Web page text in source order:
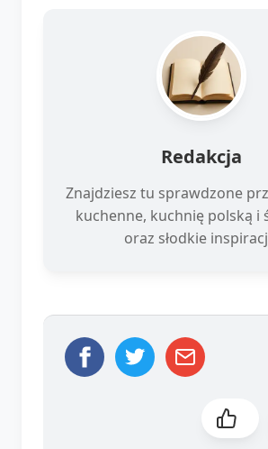
Redakcja
Znajdziesz tu sprawdzone
kuchenne, kuchnię polską i
oraz słodkie